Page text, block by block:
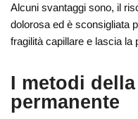
Alcuni svantaggi sono, il
dolorosa ed è sconsigliata
fragilità capillare e lascia la
I metodi
permanente